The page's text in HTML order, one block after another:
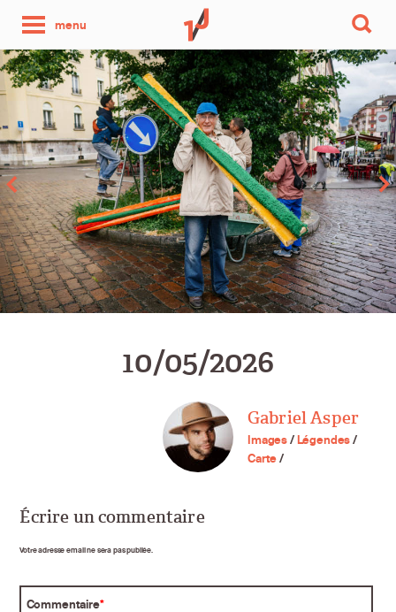
menu
photo
par
jour
10/05/2026
Gabriel Asper
Images/Légendes/
Carte/
Écrire un commentaire
Votre adresse email ne sera pas publiée.
Commentaire*